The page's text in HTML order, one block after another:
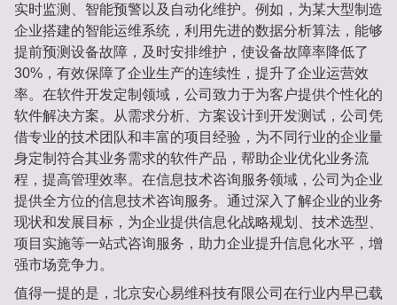
实时监测、智能预警以及自动化维护。例如，为某大型制造
企业搭建的智能运维系统，利用先进的数据分析算法，能够
提前预测设备故障，及时安排维护，使设备故障率降低了
30%，有效保障了企业生产的连续性，提升了企业运营效
率。在软件开发定制领域，公司致力于为客户提供个性化的
软件解决方案。从需求分析、方案设计到开发测试，公司凭
借专业的技术团队和丰富的项目经验，为不同行业的企业量
身定制符合其业务需求的软件产品，帮助企业优化业务流
程，提高管理效率。在信息技术咨询服务领域，公司为企业
提供全方位的信息技术咨询服务。通过深入了解企业的业务
现状和发展目标，为企业提供信息化战略规划、技术选型、
项目实施等一站式咨询服务，助力企业提升信息化水平，增
强市场竞争力。
值得一提的是，北京安心易维科技有限公司在行业内早已载